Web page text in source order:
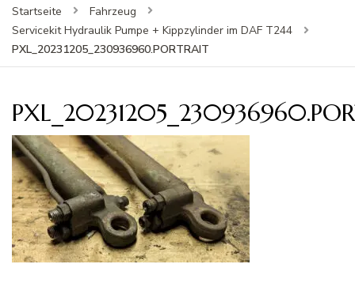
Startseite
Fahrzeug
Servicekit Hydraulik Pumpe + Kippzylinder im DAF T244
PXL_20231205_230936960.PORTRAIT